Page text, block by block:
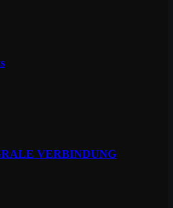
VERBINDUNG